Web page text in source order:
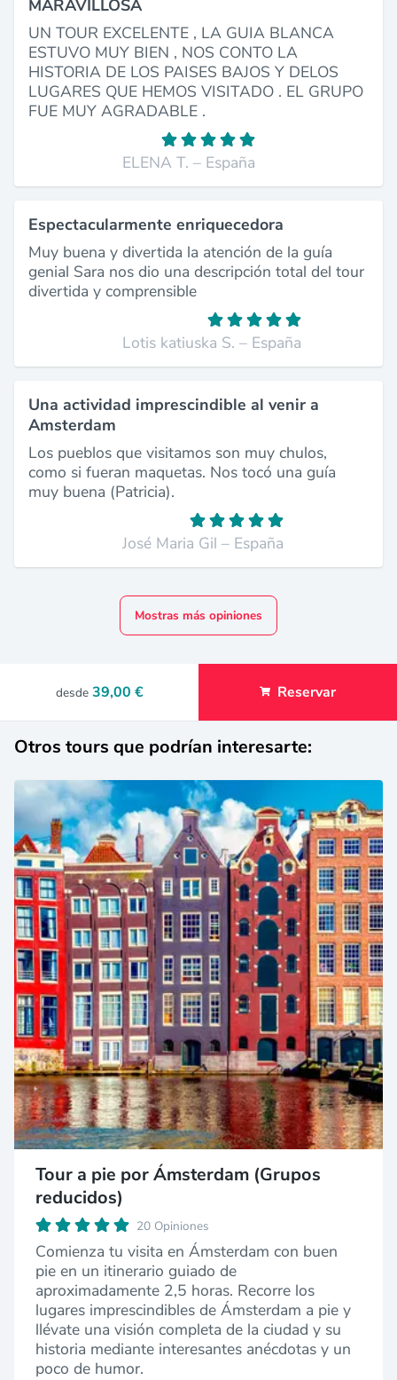
MARAVILLOSA
UN TOUR EXCELENTE , LA GUIA BLANCA
ESTUVO MUY BIEN , NOS CONTO LA
HISTORIA DE LOS PAISES BAJOS Y DELOS
LUGARES QUE HEMOS VISITADO . EL GRUPO
FUE MUY AGRADABLE .
ELENA T. – España
Espectacularmente enriquecedora
Muy buena y divertida la atención de la guía
genial Sara nos dio una descripción total del tour
divertida y comprensible
Lotis katiuska S. – España
Una actividad imprescindible al venir a
Amsterdam
Los pueblos que visitamos son muy chulos,
como si fueran maquetas. Nos tocó una guía
muy buena (Patricia).
José Maria Gil – España
Mostras más opiniones
desde 39,00 € Reservar
Otros tours que podrían interesarte:
Tour a pie por Ámsterdam (Grupos
reducidos)
20 Opiniones
Comienza tu visita en Ámsterdam con buen
pie en un itinerario guiado de
aproximadamente 2,5 horas. Recorre los
lugares imprescindibles de Ámsterdam a pie y
llévate una visión completa de la ciudad y su
historia mediante interesantes anécdotas y un
poco de humor.